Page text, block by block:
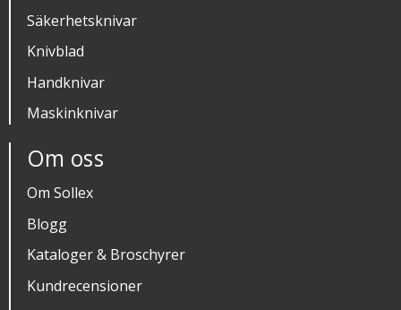
Säkerhetsknivar
Knivblad
Handknivar
Maskinknivar
Om oss
Om Sollex
Blogg
Kataloger & Broschyrer
Kundrecensioner